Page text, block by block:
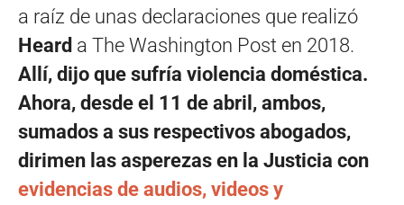
a raíz de unas declaraciones que realizó
Heard a The Washington Post en 2018.
Allí, dijo que sufría violencia doméstica.
Ahora, desde el 11 de abril, ambos,
sumados a sus respectivos abogados,
dirimen las asperezas en la Justicia con
evidencias de audios, videos y